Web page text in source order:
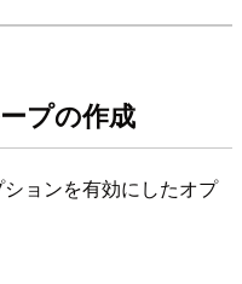
プの作成
ションを有効にしたオプ